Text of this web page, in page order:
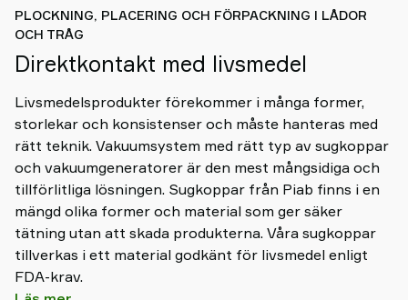
PLOCKNING, PLACERING OCH FÖRPACKNING I LÅDOR
OCH TRÅG
Direktkontakt med livsmedel
Livsmedelsprodukter förekommer i många former,
storlekar och konsistenser och måste hanteras med
rätt teknik. Vakuumsystem med rätt typ av sugkoppar
och vakuumgeneratorer är den mest mångsidiga och
tillförlitliga lösningen. Sugkoppar från Piab finns i en
mängd olika former och material som ger säker
tätning utan att skada produkterna. Våra sugkoppar
tillverkas i ett material godkänt för livsmedel enligt
FDA-krav.
Piab
Group
oss
Support
Hitta
våra
partners
Old
shop